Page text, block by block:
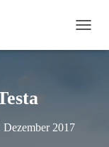
A
Dezember 2017